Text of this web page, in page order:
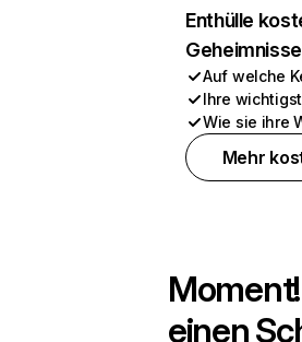
Enthülle
Auf welche
Ihre
Wie sie ihre
Mehr
einen